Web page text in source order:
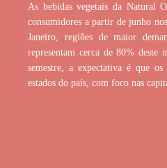
As bebidas vegetais da Natural
consumidores a partir de junho
Janeiro, regiões de maior
representam cerca de 80% deste
semestre, a expectativa é que
estados do país, com foco nas